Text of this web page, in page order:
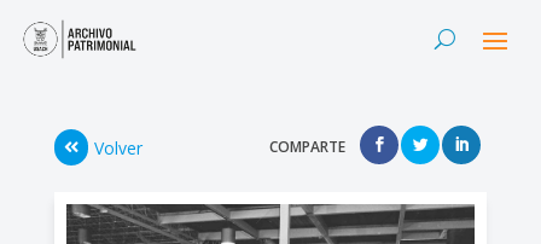
Volver COMPARTE